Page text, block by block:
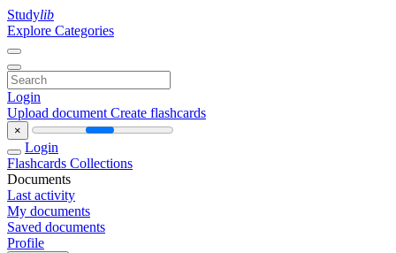
Studylib
Explore Categories
Login
Upload document Create flashcards
×
Login
Flashcards Collections
Documents
Last activity
My documents
Saved documents
Profile